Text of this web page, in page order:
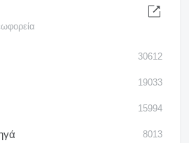
30612
19033
15994
8013